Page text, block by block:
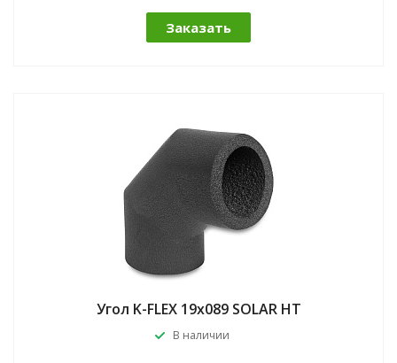
Заказать
Угол K-FLEX 19x089 SOLAR HT
В наличии